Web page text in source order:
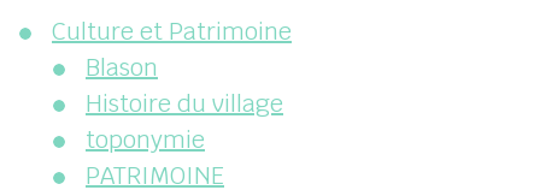
Culture et Patrimoine
Blason
Histoire du village
toponymie
PATRIMOINE